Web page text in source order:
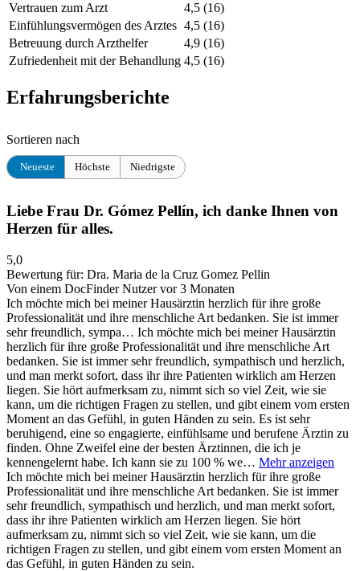
Vertrauen zum Arzt
4,5 (16)
Einfühlungsvermögen des Arztes 4,5 (16)
Betreuung durch Arzthelfer
4,9 (16)
Zufriedenheit mit der Behandlung 4,5 (16)
Erfahrungsberichte
Sortieren nach
Neueste Höchste Niedrigste
Liebe Frau Dr. Gómez Pellín, ich danke Ihnen von
Herzen für alles.
5,0
Bewertung für: Dra. Maria de la Cruz Gomez Pellin
Von einem DocFinder Nutzervor 3 Monaten
Ich möchte mich bei meiner Hausärztin herzlich für ihre große
Professionalität und ihre menschliche Art bedanken. Sie ist immer
sehr freundlich, sympa… Ich möchte mich bei meiner Hausärztin
herzlich für ihre große Professionalität und ihre menschliche Art
bedanken. Sie ist immer sehr freundlich, sympathisch und herzlich,
und man merkt sofort, dass ihr ihre Patienten wirklich am Herzen
liegen. Sie hört aufmerksam zu, nimmt sich so viel Zeit, wie sie
kann, um die richtigen Fragen zu stellen, und gibt einem vom ersten
Moment an das Gefühl, in guten Händen zu sein. Es ist sehr
beruhigend, eine so engagierte, einfühlsame und berufene Ärztin zu
finden. Ohne Zweifel eine der besten Ärztinnen, die ich je
kennengelernt habe. Ich kann sie zu 100 % we… Mehr anzeigen
Ich möchte mich bei meiner Hausärztin herzlich für ihre große
Professionalität und ihre menschliche Art bedanken. Sie ist immer
sehr freundlich, sympathisch und herzlich, und man merkt sofort,
dass ihr ihre Patienten wirklich am Herzen liegen. Sie hört
aufmerksam zu, nimmt sich so viel Zeit, wie sie kann, um die
richtigen Fragen zu stellen, und gibt einem vom ersten Moment an
das Gefühl, in guten Händen zu sein.